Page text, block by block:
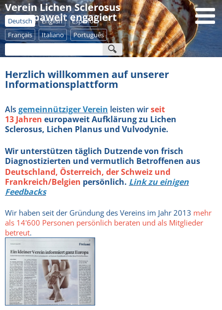
Verein Lichen Sclerosus
- europaweit engagiert
Deutsch English
Español
Français
Italiano Português
Herzlich willkommen auf unserer
Informationsplattform
Als gemeinnütziger Verein leisten wirseit
13 Jahren europaweit Aufklärung zu Lichen
Sclerosus, Lichen Planus und Vulvodynie.
Wir unterstützen täglich Dutzende von frisch
Diagnostizierten und vermutlich Betroffenen aus
Deutschland, Österreich, der Schweiz und
Frankreich/Belgien persönlich. Link zu einigen
Feedbacks
Wir haben seit der Gründung des Vereins im Jahr 2013 mehr
als 14'600 Personen persönlich beraten und als Mitglieder
betreut.